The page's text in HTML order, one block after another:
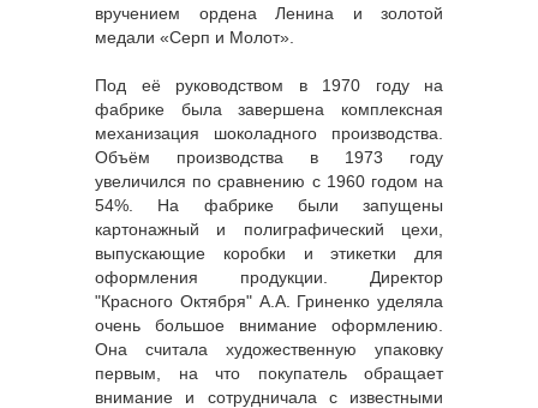
вручением ордена Ленина и золотой
медали «Серп и Молот».
Под её руководством в 1970 году на
фабрике была завершена комплексная
механизация шоколадного производства.
Объём производства в 1973 году
увеличился по сравнению с 1960 годом на
54%. На фабрике были запущены
картонажный и полиграфический цехи,
выпускающие коробки и этикетки для
оформления продукции. Директор
"Красного Октября" А.А. Гриненко уделяла
очень большое внимание оформлению.
Она считала художественную упаковку
первым, на что покупатель обращает
внимание и сотрудничала с известными